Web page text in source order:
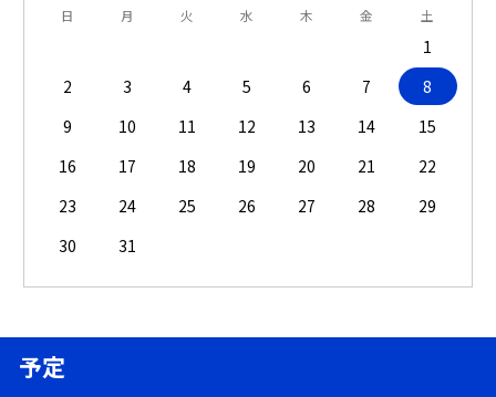
日 月 火 水 木 金 土
1
2
3 4 5 6 7
8
9
10 11 12 13 14
15
16
17 18 19 20 21
22
23
24 25 26 27 28
29
30
31
予定